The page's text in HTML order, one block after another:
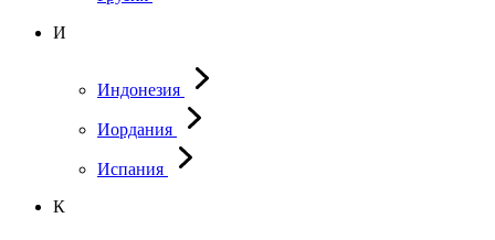
И
Индонезия
Иордания
Испания
К